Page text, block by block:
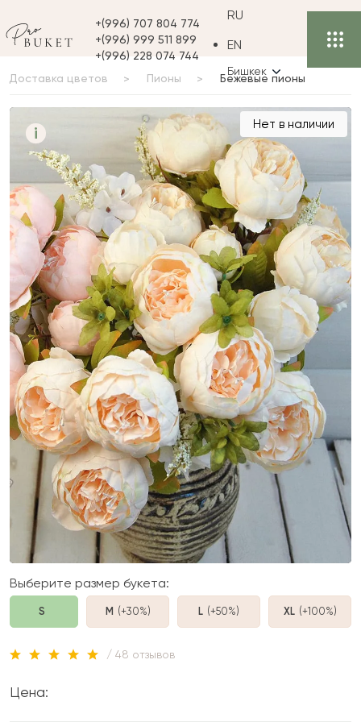
+(996) 707 804 774
+(996) 999 511 899
+(996) 228 074 744
RU
EN
Бишкек
Доставка цветов Пионы Бежевые пионы
i Бежевые пионы Нет в наличии
Выберите размер букета:
S M (+30%) L (+50%) XL (+100%)
/ 48 отзывов
Цена: